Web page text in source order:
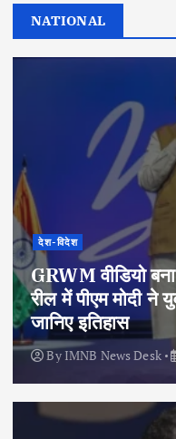
NATIONAL
देश-विदेश
GRWM वीडियो
रील में पीएम मोदी
जानिए इतिहास
By IMNB News Desk